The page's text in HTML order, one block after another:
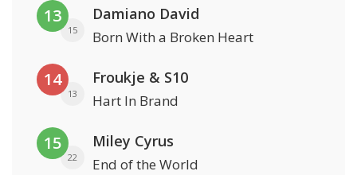
13
15
Damiano David
Born With a Broken Heart
14
13
Froukje & S10
Hart In Brand
15
22
Miley Cyrus
End of the World